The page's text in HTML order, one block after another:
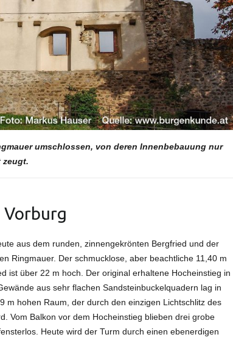
umschlossen, von deren Innenbebauung nur
zeugt.
Vorburg
aus dem runden, zinnengekrönten Bergfried und der
Ringmauer. Der schmucklose, aber beachtliche 11,40 m
ist über 22 m hoch. Der original erhaltene Hocheinstieg in
aus sehr flachen Sandsteinbuckelquadern lag in
m hohen Raum, der durch den einzigen Lichtschlitz des
Vom Balkon vor dem Hocheinstieg blieben drei grobe
Heute wird der Turm durch einen ebenerdigen